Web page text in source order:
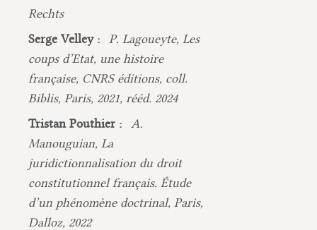
Rechts
Serge Velley :
P. Lagoueyte, Les
coups d’Etat, une histoire
française, CNRS éditions, coll.
Biblis, Paris, 2021, rééd. 2024
Tristan Pouthier :
A.
Manouguian, La
juridictionnalisation du droit
constitutionnel français. Étude
d’un phénomène doctrinal, Paris,
Dalloz, 2022